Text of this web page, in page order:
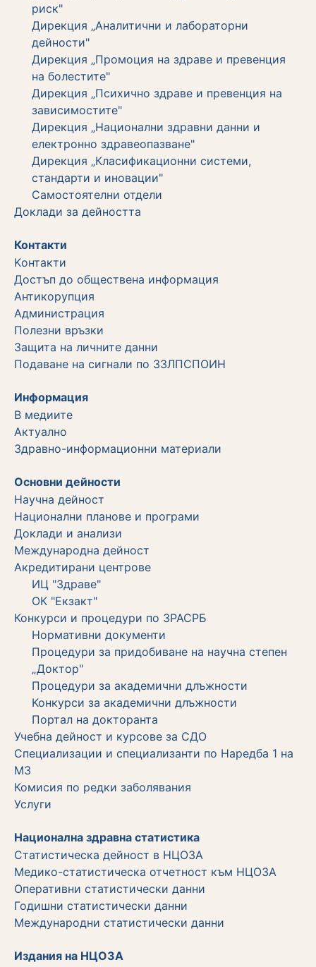
риск"
Дирекция „Аналитични и лабораторни
дейности"
Дирекция „Промоция на здраве и превенция
на болестите"
Дирекция „Психично здраве и превенция на
зависимостите"
Дирекция „Национални здравни данни и
електронно здравеопазване"
Дирекция „Класификационни системи,
стандарти и иновации"
Самостоятелни отдели
Дoклади за дейността
Контакти
Kонтакти
Достъп до обществена информация
Aнтикорупция
Администрация
Полезни връзки
Защита на личните данни
Подаване на сигнали по ЗЗЛПСПОИН
Информация
В медиите
Актуално
Здравно-информационни материали
Основни дейности
Научна дейност
Национални планове и програми
Доклади и анализи
Международна дейност
Акредитирани центрове
ИЦ "Здраве"
ОК "Екзакт"
Конкурси и процедури по ЗРАСРБ
Нормативни документи
Процедури за придобиване на научна степен
„Доктор"
Процедури за академични длъжности
Koнкурси за академични длъжности
Портал на докторанта
Учебна дейност и курсове за СДО
Специализации и специализанти по Наредба 1 на
МЗ
Комисия по редки заболявания
Услуги
Национална здравна статистика
Статистическа дейност в НЦОЗА
Медико-статистическа отчетност към НЦОЗА
Оперативни статистически данни
Годишни статистически данни
Международни статистически данни
Издания на НЦОЗА